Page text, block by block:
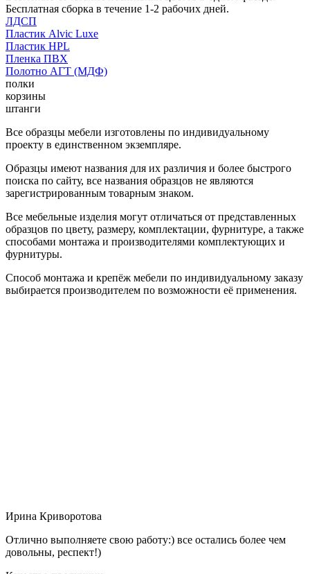
Бесплатная сборка в течение 1-2 рабочих дней.
ЛДСП
Пластик Alvic Luxe
Пластик HPL
Пленка ПВХ
Полотно АГТ (МДФ)
полки
корзины
штанги
Все образцы мебели изготовлены по индивидуальному
проекту в единственном экземпляре.
Образцы имеют названия для их различия и более быстрого
поиска по сайту, все названия образцов не являются
зарегистрированным товарным знаком.
Все мебельные изделия могут отличаться от представленных
образцов по цвету, размеру, комплектации, фурнитуре, а также
способами монтажа и производителями комплектующих и
фурнитуры.
Способ монтажа и крепёж мебели по индивидуальному заказу
выбирается производителем по возможности её применения.
Ирина Криворотова
Отлично выполняете свою работу:) все остались более чем
довольны, респект!)